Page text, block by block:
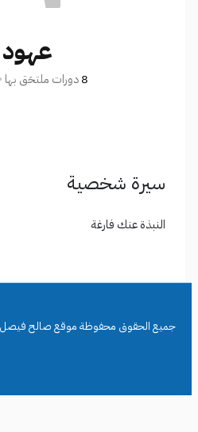
عهود
8دورات ملتحَق بها
سيرة شخصية
النبذة عنك فارغة
جميع الحقوق محفوظة موقع صالح فيصل ©